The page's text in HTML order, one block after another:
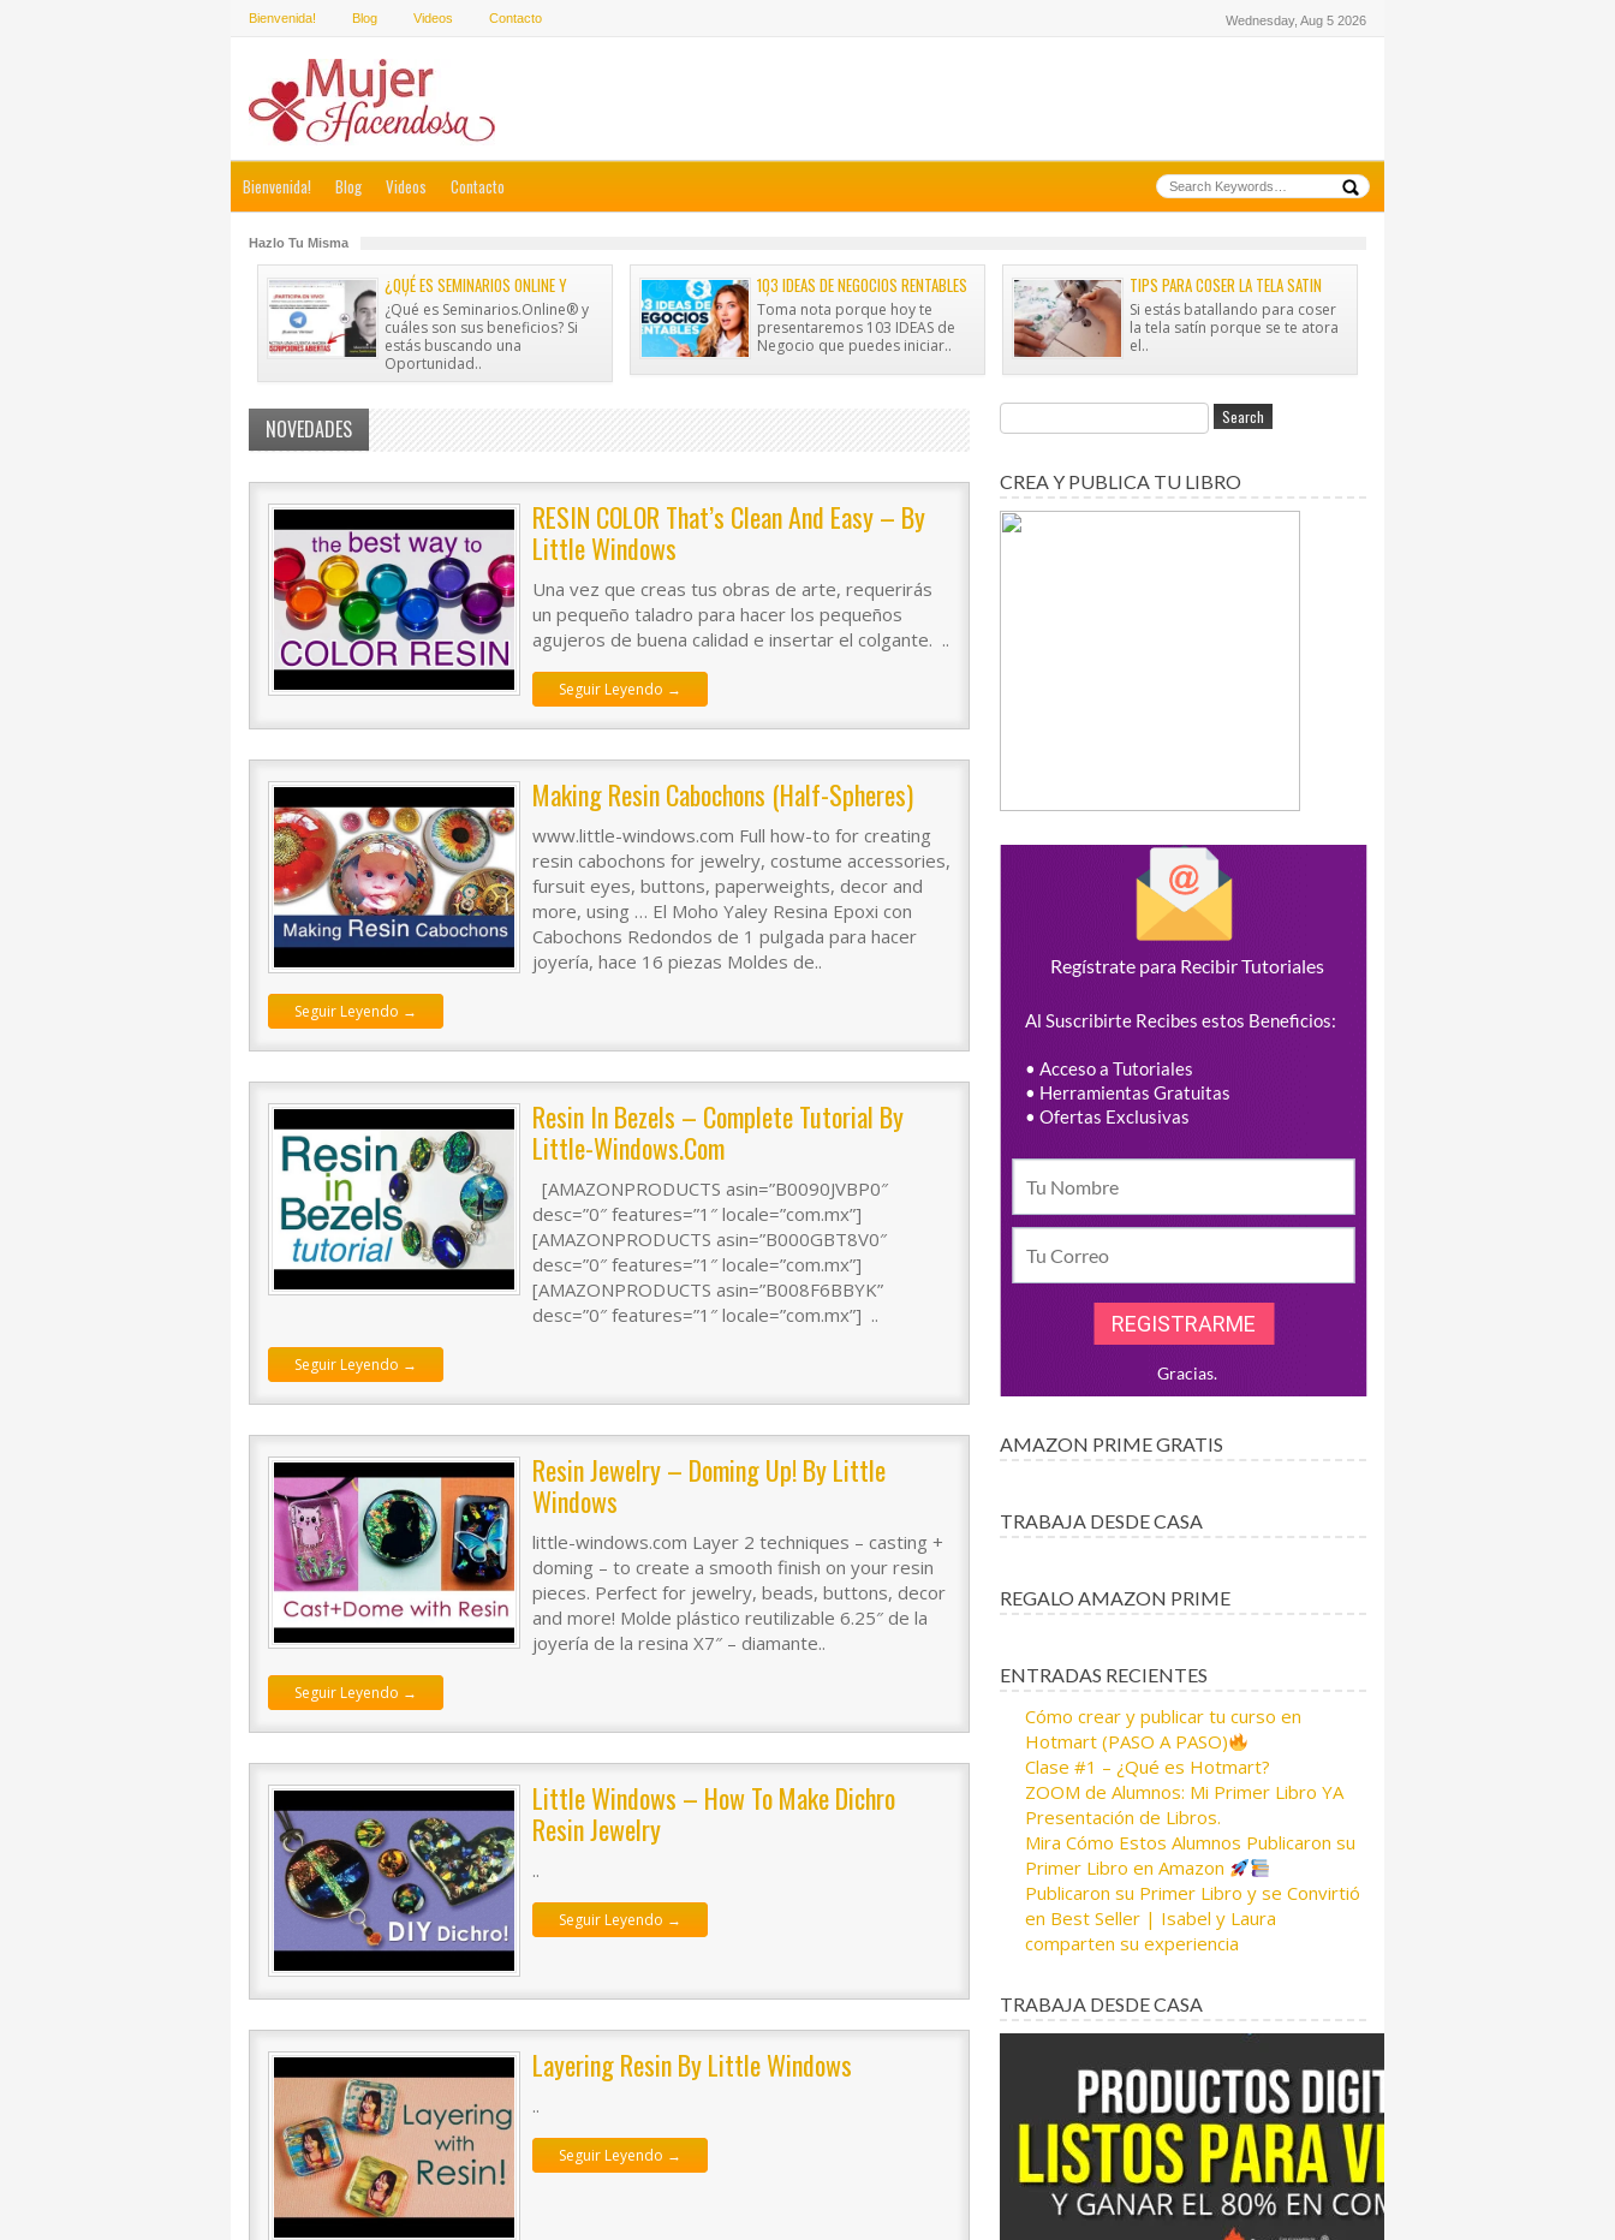
Bienvenida! Blog Videos Contacto Wednesday, Aug 5 2026
Bienvenida! Blog Videos Contacto
Hazlo Tu Misma
¿QUÉ ES SEMINARIOS ONLINE Y
CUÁLES SON SUS BENEFICIOS?
¿Qué es Seminarios.Online® y
cuáles son sus beneficios? Si
estás buscando una
Oportunidad..
103 IDEAS DE NEGOCIOS RENTABLES
FÁCILES
Toma nota porque hoy te
presentaremos 103 IDEAS de
Negocio que puedes iniciar..
TIPS PARA COSER LA TELA SATIN
Si estás batallando para coser
la tela satín porque se te atora
el..
NOVEDADES
RESIN COLOR That’s Clean And Easy – By
Little Windows
Una vez que creas tus obras de arte, requerirás
un pequeño taladro para hacer los pequeños
agujeros de buena calidad e insertar el colgante. ..
Seguir Leyendo →
Making Resin Cabochons (half-Spheres)
www.little-windows.com Full how-to for creating
resin cabochons for jewelry, costume accessories,
fursuit eyes, buttons, paperweights, decor and
more, using … El Moho Yaley Resina Epoxi con
Cabochons Redondos de 1 pulgada para hacer
joyería, hace 16 piezas Moldes de..
Seguir Leyendo →
Resin In Bezels – Complete Tutorial By
Little-Windows.com
[AMAZONPRODUCTS asin=”B0090JVBP0″
desc=”0″ features=”1″ locale=”com.mx”]
[AMAZONPRODUCTS asin=”B000GBT8V0″
desc=”0″ features=”1″ locale=”com.mx”]
[AMAZONPRODUCTS asin=”B008F6BBYK”
desc=”0″ features=”1″ locale=”com.mx”] ..
Seguir Leyendo →
Resin Jewelry – Doming Up! By Little
Windows
little-windows.com Layer 2 techniques – casting +
doming – to create a smooth finish on your resin
pieces. Perfect for jewelry, beads, buttons, decor
and more! Molde plástico reutilizable 6.25″ de la
joyería de la resina X7″ – diamante..
Seguir Leyendo →
Little Windows – How To Make Dichro
Resin Jewelry
..
Seguir Leyendo →
Layering Resin By Little Windows
..
Seguir Leyendo →
CREA Y PUBLICA TU LIBRO
AMAZON PRIME GRATIS
TRABAJA DESDE CASA
REGALO AMAZON PRIME
ENTRADAS RECIENTES
Cómo crear y publicar tu curso en
Hotmart (PASO A PASO)
Clase #1 – ¿Qué es Hotmart?
ZOOM de Alumnos: Mi Primer Libro YA
Presentación de Libros.
Mira Cómo Estos Alumnos Publicaron su
Primer Libro en Amazon
Publicaron su Primer Libro y se Convirtió
en Best Seller | Isabel y Laura
comparten su experiencia
TRABAJA DESDE CASA